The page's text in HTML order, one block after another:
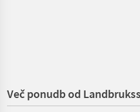
Več ponudb od